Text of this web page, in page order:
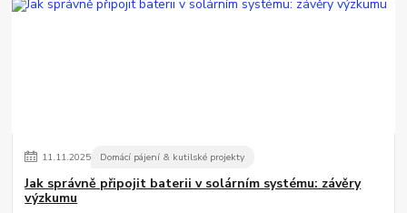
11.11.2025 Domácí pájení & kutilské projekty
Jak správně připojit baterii v solárním systému: závěry
výzkumu